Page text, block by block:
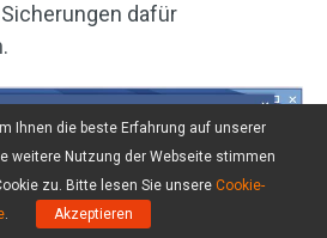
dafür
Ihnen die beste Erfahrung auf unserer
weitere Nutzung der Webseite stimmen
zu. Bitte lesen Sie unsere Cookie-
. Akzeptieren